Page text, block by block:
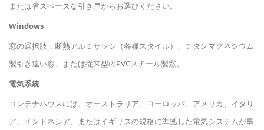
または省スペースな引き戸からお選びください。
Windows
窓の選択肢：断熱アルミサッシ（各種スタイル）、チタンマグネシウム
製引き違い窓、または従来型のPVCスチール製窓。
電気系統
コンテナハウスには、オーストラリア、ヨーロッパ、アメリカ、イタリ
ア、インドネシア、またはイギリスの規格に準拠した電気システムが事